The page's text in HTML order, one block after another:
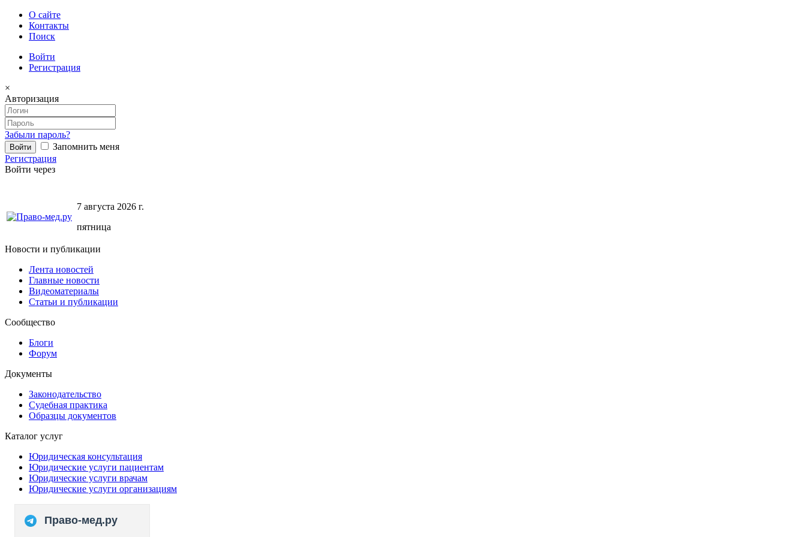
О сайте
Контакты
Поиск
Войти
Регистрация
×
Авторизация
Забыли пароль?
Запомнить меня
Регистрация
Войти через
7 августа 2026 г.
пятница
Новости и публикации
Лента новостей
Главные новости
Видеоматериалы
Статьи и публикации
Сообщество
Блоги
Форум
Документы
Законодательство
Судебная практика
Образцы документов
Каталог услуг
Юридическая консультация
Юридические услуги пациентам
Юридические услуги врачам
Юридические услуги организациям
Право-мед.ру